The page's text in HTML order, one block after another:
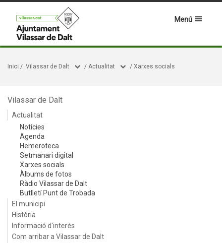
Menú
Inici / Vilassar de Dalt / Actualitat / Xarxes socials
Vilassar de Dalt
Actualitat
Notícies
Agenda
Hemeroteca
Setmanari digital
Xarxes socials
Àlbums de fotos
Ràdio Vilassar de Dalt
Butlletí Punt de Trobada
El municipi
Història
Informació d'interès
Com arribar a Vilassar de Dalt